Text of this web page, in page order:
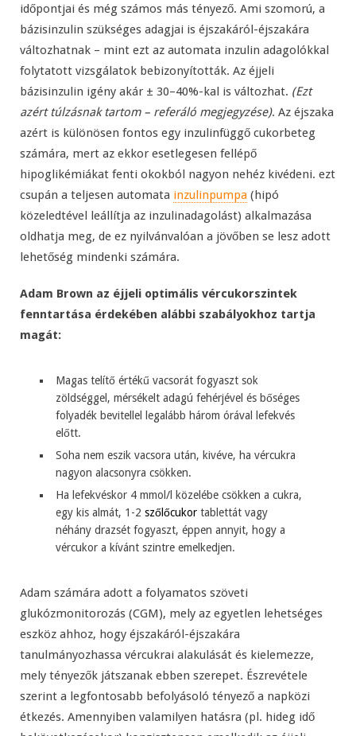
időpontjai és még számos más tényező. Ami szomorú, a
bázisinzulin szükséges adagjai is éjszakáról-éjszakára
változhatnak – mint ezt az automata inzulin adagolókkal
folytatott vizsgálatok bebizonyították. Az éjjeli
bázisinzulin igény akár ± 30–40%-kal is változhat. (Ezt
azért túlzásnak tartom – referáló megjegyzése). Az éjszaka
azért is különösen fontos egy inzulinfüggő cukorbeteg
számára, mert az ekkor esetlegesen fellépő
hipoglikémiákat fenti okokból nagyon nehéz kivédeni. ezt
csupán a teljesen automata inzulinpumpa (hipó
közeledtével leállítja az inzulinadagolást) alkalmazása
oldhatja meg, de ez nyilvánvalóan a jövőben se lesz adott
lehetőség mindenki számára.
Adam Brown az éjjeli optimális vércukorszintek
fenntartása érdekében alábbi szabályokhoz tartja
magát:
Magas telítő értékű vacsorát fogyaszt sok
zöldséggel, mérsékelt adagú fehérjével és bőséges
folyadék bevitellel legalább három órával lefekvés
előtt.
Soha nem eszik vacsora után, kivéve, ha vércukra
nagyon alacsonyra csökken.
Ha lefekvéskor 4 mmol/l közelébe csökken a cukra,
egy kis almát, 1-2 szőlőcukor tablettát vagy
néhány drazsét fogyaszt, éppen annyit, hogy a
vércukor a kívánt szintre emelkedjen.
Adam számára adott a folyamatos szöveti
glukózmonitorozás (CGM), mely az egyetlen lehetséges
eszköz ahhoz, hogy éjszakáról-éjszakára
tanulmányozhassa vércukrai alakulását és kielemezze,
mely tényezők játszanak ebben szerepet. Észrevétele
szerint a legfontosabb befolyásoló tényező a napközi
étkezés. Amennyiben valamilyen hatásra (pl. hideg idő